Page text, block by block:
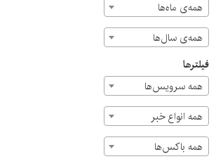
همه‌ی ماه‌ها
همه‌ی سال‌ها
فیلترها
همه سرویس‌ها
همه انواع خبر
همه باکس‌ها